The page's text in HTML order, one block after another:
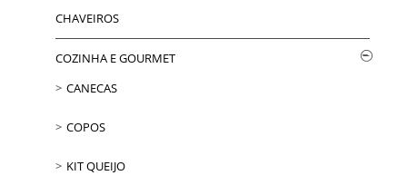
CHAVEIROS
COZINHA E GOURMET
CANECAS
COPOS
KIT QUEIJO